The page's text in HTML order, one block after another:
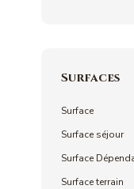
Surfaces
Surface
Surface séjour
Surface
Surface terrain